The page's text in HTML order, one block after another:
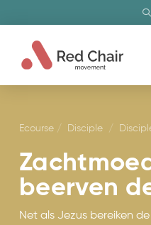
Ecourse / Disciple /
beerven
Net als Jezus bereiken